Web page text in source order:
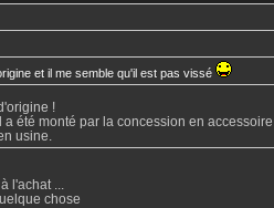
et il me semble qu'il est pas vissé
!
a été monté par la concession en
usine.
l'achat ...
chose